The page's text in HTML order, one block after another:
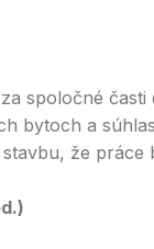
spoločné
bytoch a
že